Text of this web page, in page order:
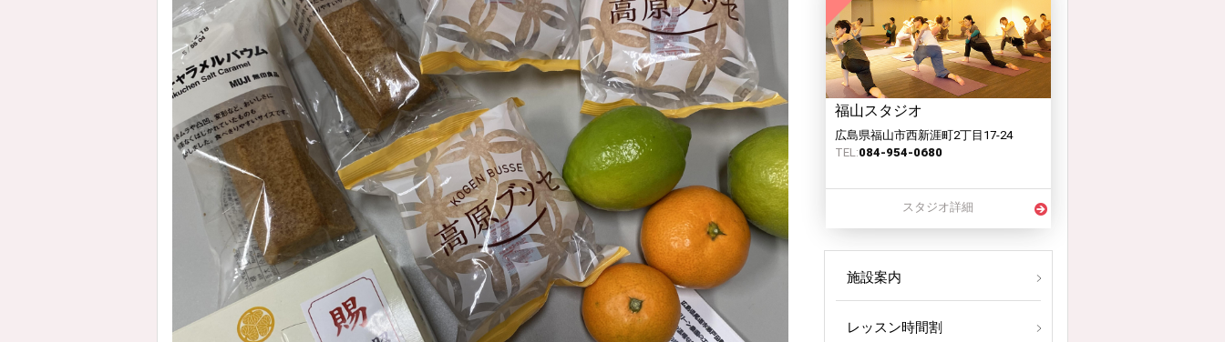
福山スタジオ
広島県福山市西新涯町2丁目17-24
TEL:084-954-0680
スタジオ詳細
施設案内
レッスン時間割